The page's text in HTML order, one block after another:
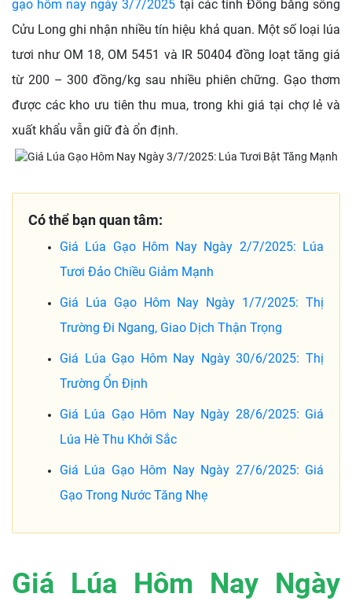
gạo hôm nay ngày 3/7/2025 tại các tỉnh Đồng bằng sông
Cửu Long ghi nhận nhiều tín hiệu khả quan. Một số loại lúa
tươi như OM 18, OM 5451 và IR 50404 đồng loạt tăng giá
từ 200 – 300 đồng/kg sau nhiều phiên chững. Gạo thơm
được các kho ưu tiên thu mua, trong khi giá tại chợ lẻ và
xuất khẩu vẫn giữ đà ổn định.
Có thể bạn quan tâm:
Giá Lúa Gạo Hôm Nay Ngày 2/7/2025: Lúa
Tươi Đảo Chiều Giảm Mạnh
Giá Lúa Gạo Hôm Nay Ngày 1/7/2025: Thị
Trường Đi Ngang, Giao Dịch Thận Trọng
Giá Lúa Gạo Hôm Nay Ngày 30/6/2025: Thị
Trường Ổn Định
Giá Lúa Gạo Hôm Nay Ngày 28/6/2025: Giá
Lúa Hè Thu Khởi Sắc
Giá Lúa Gạo Hôm Nay Ngày 27/6/2025: Giá
Gạo Trong Nước Tăng Nhẹ
Giá Lúa Hôm Nay Ngày